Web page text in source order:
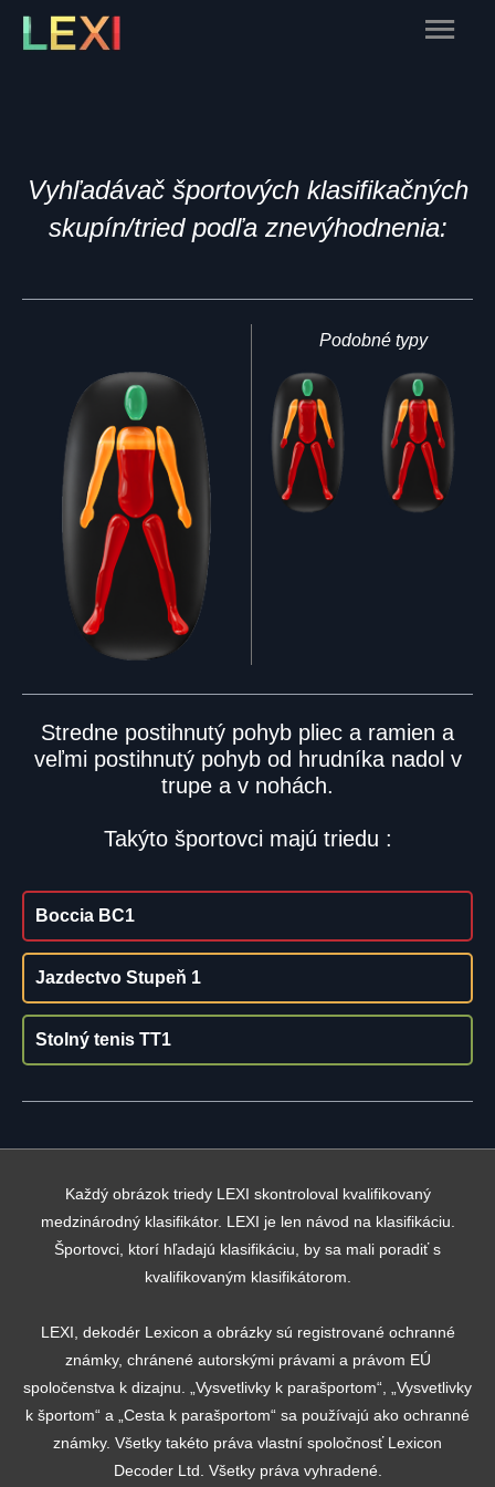
Skip
Main
Vyhľadávač športových klasifikačných
skupín/tried podľa znevýhodnenia:
Podobné typy
Stredne postihnutý pohyb pliec a ramien a
veľmi postihnutý pohyb od hrudníka nadol v
trupe a v nohách.
Takýto športovci majú triedu :
Boccia BC1
Jazdectvo Stupeň 1
Stolný tenis TT1
Každý obrázok triedy LEXI skontroloval kvalifikovaný
medzinárodný klasifikátor. LEXI je len návod na klasifikáciu.
Športovci, ktorí hľadajú klasifikáciu, by sa mali poradiť s
kvalifikovaným klasifikátorom.
LEXI, dekodér Lexicon a obrázky sú registrované ochranné
známky, chránené autorskými právami a právom EÚ
spoločenstva k dizajnu. „Vysvetlivky k parašportom“, „Vysvetlivky
k športom“ a „Cesta k parašportom“ sa používajú ako ochranné
známky. Všetky takéto práva vlastní spoločnosť Lexicon
Decoder Ltd. Všetky práva vyhradené.